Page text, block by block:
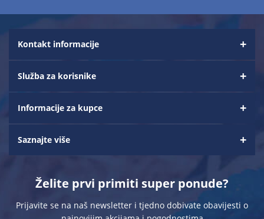
Kontakt informacije
Služba za korisnike
Informacije za kupce
Saznajte više
Želite prvi primiti super ponude?
Prijavite se na naš newsletter i tjedno dobivate obavijesti o